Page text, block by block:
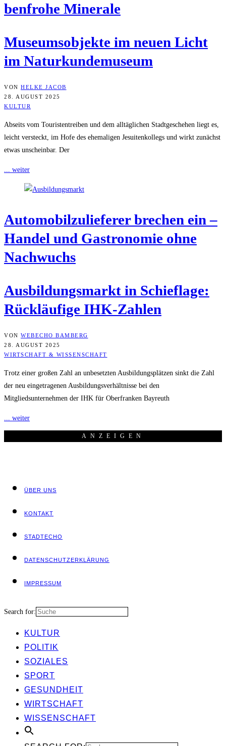
ben­fro­he Minerale
Muse­ums­ob­jek­te im neu­en Licht
im Naturkundemuseum
VON HELKE JACOB
28. AUGUST 2025
KULTUR
Abseits vom Touristentreiben und dem alltäglichen Stadtgeschehen liegt es,
leicht versteckt, im Hofe des ehemaligen Jesuitenkollegs und wirkt zunächst
etwas unscheinbar. Der
... weiter
Auto­mo­bil­zu­lie­fe­rer bre­chen ein –
Han­del und Gas­tro­no­mie ohne
Nachwuchs
Aus­bil­dungs­markt in Schief­la­ge:
Rück­läu­fi­ge IHK-Zahlen
VON WEBECHO BAMBERG
28. AUGUST 2025
WIRTSCHAFT & WISSENSCHAFT
Trotz einer großen Zahl an unbesetzten Ausbildungsplätzen sinkt die Zahl
der neu eingetragenen Ausbildungsverhältnisse bei den
Mitgliedsunternehmen der IHK für Oberfranken Bayreuth
... weiter
ANZEI­GEN
ÜBER UNS
KON­TAKT
STADT­ECHO
DATEN­SCHUTZ­ER­KLÄ­RUNG
IMPRES­SUM
Search for:
KUL­TUR
POLI­TIK
SOZIA­LES
SPORT
GESUND­HEIT
WIRT­SCHAFT
WIS­SEN­SCHAFT